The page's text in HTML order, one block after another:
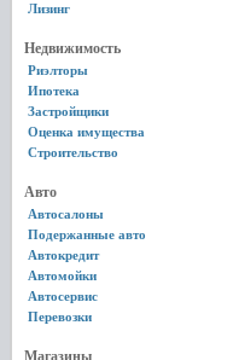
Лизинг
Недвижимость
Риэлторы
Ипотека
Застройщики
Оценка имущества
Строительство
Авто
Автосалоны
Подержанные авто
Автокредит
Автомойки
Автосервис
Перевозки
Магазины